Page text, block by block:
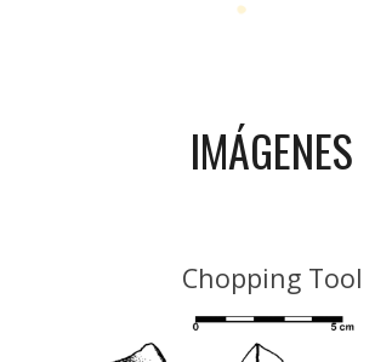
IMÁGENES
Chopping Tool